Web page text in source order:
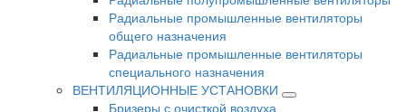
Радиальные промышленные вентиляторы
общего назначения
Радиальные промышленные вентиляторы
специального назначения
ВЕНТИЛЯЦИОННЫЕ УСТАНОВКИ
Бризеры с очисткой воздуха